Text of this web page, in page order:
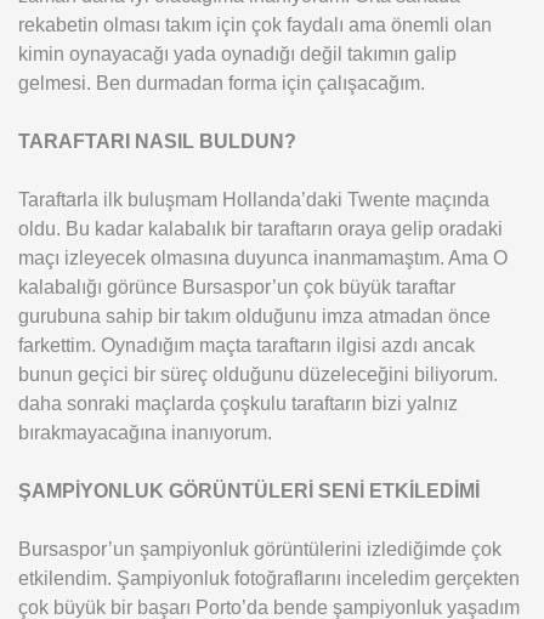
rekabetin olması takım için çok faydalı ama önemli olan
kimin oynayacağı yada oynadığı değil takımın galip
gelmesi. Ben durmadan forma için çalışacağım.
TARAFTARI NASIL BULDUN?
Taraftarla ilk buluşmam Hollanda’daki Twente maçında
oldu. Bu kadar kalabalık bir taraftarın oraya gelip oradaki
maçı izleyecek olmasına duyunca inanmamaştım. Ama O
kalabalığı görünce Bursaspor’un çok büyük taraftar
gurubuna sahip bir takım olduğunu imza atmadan önce
farkettim. Oynadığım maçta taraftarın ilgisi azdı ancak
bunun geçici bir süreç olduğunu düzeleceğini biliyorum.
daha sonraki maçlarda çoşkulu taraftarın bizi yalnız
bırakmayacağına inanıyorum.
ŞAMPİYONLUK GÖRÜNTÜLERİ SENİ ETKİLEDİMİ
Bursaspor’un şampiyonluk görüntülerini izlediğimde çok
etkilendim. Şampiyonluk fotoğraflarını inceledim gerçekten
çok büyük bir başarı Porto’da bende şampiyonluk yaşadım